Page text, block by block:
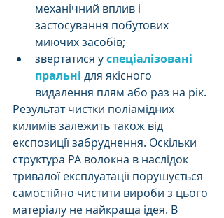
механічний вплив і
застосування побутових
миючих засобів;
звертатися у спеціалізовані
пральні для якісного
видалення плям або раз на рік.
Результат чистки поліамідних
килимів залежить також від
експозиції забруднення. Оскільки
структура РА волокна в наслідок
тривалої експлуатації порушується
самостійно чистити вироби з цього
матеріалу не найкраща ідея. В